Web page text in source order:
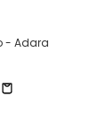
- Adara